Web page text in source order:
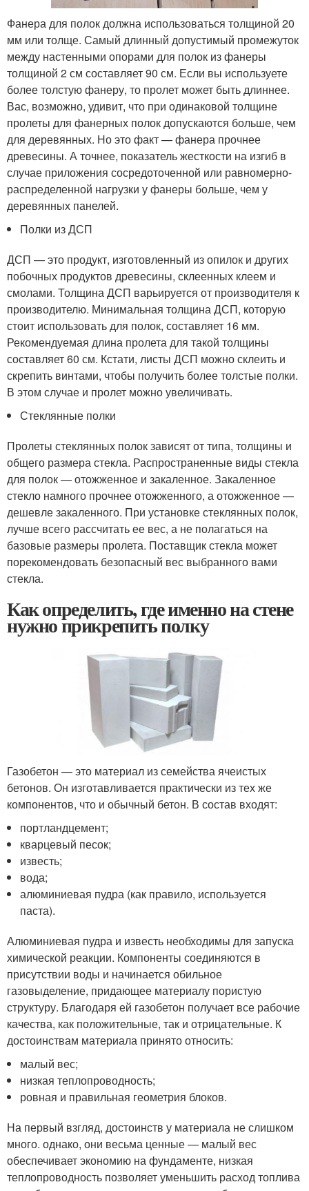
Фанера для полок должна использоваться толщиной 20
мм или толще. Самый длинный допустимый промежуток
между настенными опорами для полок из фанеры
толщиной 2 см составляет 90 см. Если вы используете
более толстую фанеру, то пролет может быть длиннее.
Вас, возможно, удивит, что при одинаковой толщине
пролеты для фанерных полок допускаются больше, чем
для деревянных. Но это факт — фанера прочнее
древесины. А точнее, показатель жесткости на изгиб в
случае приложения сосредоточенной или равномерно-
распределенной нагрузки у фанеры больше, чем у
деревянных панелей.
Полки из ДСП
ДСП — это продукт, изготовленный из опилок и других
побочных продуктов древесины, склеенных клеем и
смолами. Толщина ДСП варьируется от производителя к
производителю. Минимальная толщина ДСП, которую
стоит использовать для полок, составляет 16 мм.
Рекомендуемая длина пролета для такой толщины
составляет 60 см. Кстати, листы ДСП можно склеить и
скрепить винтами, чтобы получить более толстые полки.
В этом случае и пролет можно увеличивать.
Стеклянные полки
Пролеты стеклянных полок зависят от типа, толщины и
общего размера стекла. Распространенные виды стекла
для полок — отожженное и закаленное. Закаленное
стекло намного прочнее отожженного, а отожженное —
дешевле закаленного. При установке стеклянных полок,
лучше всего рассчитать ее вес, а не полагаться на
базовые размеры пролета. Поставщик стекла может
порекомендовать безопасный вес выбранного вами
стекла.
Как определить, где именно на стене
нужно прикрепить полку
Газобетон — это материал из семейства ячеистых
бетонов. Он изготавливается практически из тех же
компонентов, что и обычный бетон. В состав входят:
портландцемент;
кварцевый песок;
известь;
вода;
алюминиевая пудра (как правило, используется
паста).
Алюминиевая пудра и известь необходимы для запуска
химической реакции. Компоненты соединяются в
присутствии воды и начинается обильное
газовыделение, придающее материалу пористую
структуру. Благодаря ей газобетон получает все рабочие
качества, как положительные, так и отрицательные. К
достоинствам материала принято относить:
малый вес;
низкая теплопроводность;
ровная и правильная геометрия блоков.
На первый взгляд, достоинств у материала не слишком
много. однако, они весьма ценные — малый вес
обеспечивает экономию на фундаменте, низкая
теплопроводность позволяет уменьшить расход топлива